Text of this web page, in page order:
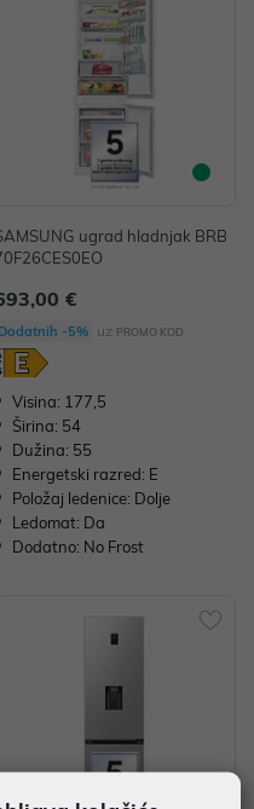
ugrad hladnjak BRB
€
Dodatnih -5% uz PROMO KOD
Visina: 177,5
Širina: 54
Dužina: 55
Energetski razred: E
Položaj ledenice: Dolje
Ledomat: Da
Dodatno: No Frost